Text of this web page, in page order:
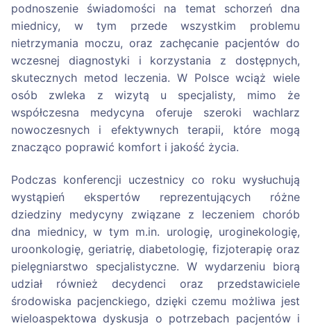
podnoszenie świadomości na temat schorzeń dna
miednicy, w tym przede wszystkim problemu
nietrzymania moczu, oraz zachęcanie pacjentów do
wczesnej diagnostyki i korzystania z dostępnych,
skutecznych metod leczenia. W Polsce wciąż wiele
osób zwleka z wizytą u specjalisty, mimo że
współczesna medycyna oferuje szeroki wachlarz
nowoczesnych i efektywnych terapii, które mogą
znacząco poprawić komfort i jakość życia.
Podczas konferencji uczestnicy co roku wysłuchują
wystąpień ekspertów reprezentujących różne
dziedziny medycyny związane z leczeniem chorób
dna miednicy, w tym m.in. urologię, uroginekologię,
uroonkologię, geriatrię, diabetologię, fizjoterapię oraz
pielęgniarstwo specjalistyczne. W wydarzeniu biorą
udział również decydenci oraz przedstawiciele
środowiska pacjenckiego, dzięki czemu możliwa jest
wieloaspektowa dyskusja o potrzebach pacjentów i